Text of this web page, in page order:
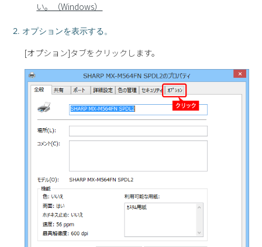
い。（Windows）
2. オプションを表示する。
[オプション]タブをクリックします。